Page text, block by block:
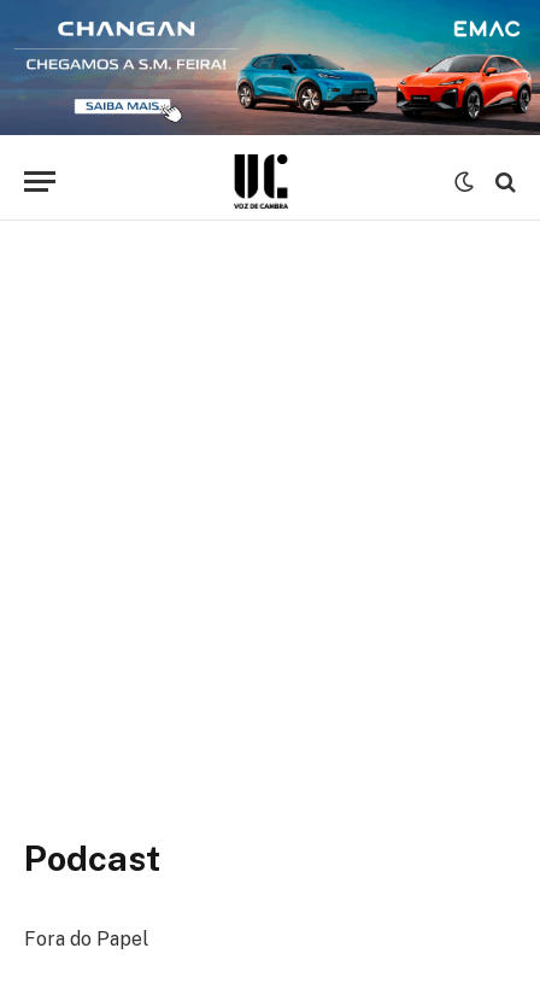
Podcast
Fora do Papel